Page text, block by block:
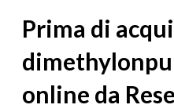
Prima di
online da